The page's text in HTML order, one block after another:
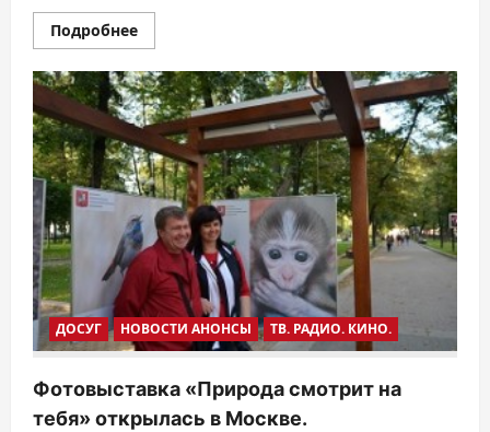
ПодробнееПрочитать
больше
Открывается
фотовыставка
«Природа
смотрит
на
тебя»
на
Страстном
бульваре
ДОСУГ НОВОСТИ АНОНСЫ ТВ. РАДИО. КИНО.
Фотовыставка «Природа смотрит на
тебя» открылась в Москве.